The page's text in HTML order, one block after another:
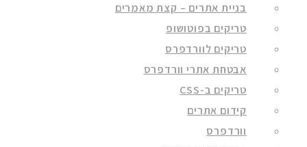
בניית אתרים – קצת מאמרים
טריקים בפוטושופ
טריקים לוורדפרס
אבטחת אתרי וורדפרס
טריקים ב-CSS
קידום אתרים
וורדפרס